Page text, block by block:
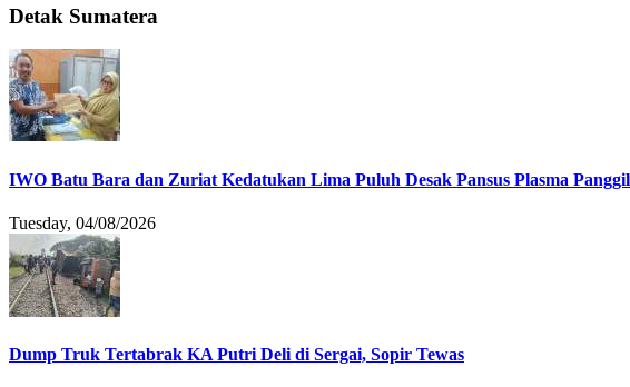
Detak Sumatera
IWO Batu Bara dan Zuriat Kedatukan Lima Puluh Desak Pansus Plasma
Tuesday, 04/08/2026
Dump Truk Tertabrak KA Putri Deli di Sergai, Sopir Tewas